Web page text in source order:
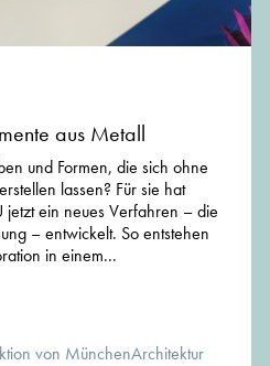
aus Metall
und Formen, die sich ohne
lassen? Für sie hat
jetzt ein neues Verfahren – die
– entwickelt. So entstehen
in einem...
von MünchenArchitektur